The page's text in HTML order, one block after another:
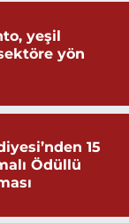
yeşil
yön
15
Ödüllü